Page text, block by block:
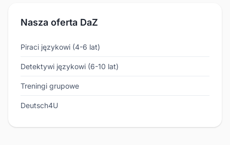
Nasza oferta DaZ
Piraci językowi (4-6 lat)
Detektywi językowi (6-10 lat)
Treningi grupowe
Deutsch4U